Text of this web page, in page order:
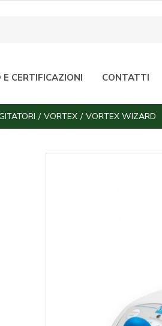
E CERTIFICAZIONI CONTATTI
VORTEX VORTEX WIZARD